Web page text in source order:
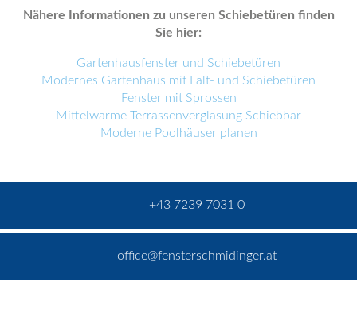
Nähere Informationen zu unseren Schiebetüren finden
Sie hier:
Gartenhausfenster und Schiebetüren
Modernes Gartenhaus mit Falt- und Schiebetüren
Fenster mit Sprossen
Mittelwarme Terrassenverglasung Schiebbar
Moderne Poolhäuser planen
+43 7239 7031 0
office@fensterschmidinger.at